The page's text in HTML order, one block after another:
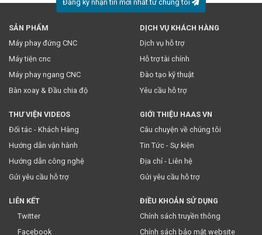
Đăng ký nhận tin mới nhất từ chúng tôi
* Việc này đồng nghĩa với việc bạn chấp nhậnchính sách
của chúng tôi.
SẢN PHẨM
Máy phay đứng CNC
Máy tiện cnc
Máy phay ngang CNC
Bàn xoay & Đầu chia độ
DỊCH VỤ KHÁCH HÀNG
Dịch vụ hỗ trợ
Hỗ trợ tài chính
Đào tạo kỹ thuật
Yêu cầu hỗ trợ
THƯ VIỆN VIDEOS
Đối tác - Khách Hàng
Hướng dẫn vận hành
Hướng dẫn công nghệ
Gửi yêu cầu hỗ trợ
GIỚI THIỆU HAAS VN
Câu chuyện về chúng tôi
Tin Tức - Sự kiện
Địa chỉ - Liên hệ
Gửi yêu cầu hỗ trợ
LIÊN KẾT
Twitter
Facebook
ĐIỀU KHOẢN SỬ DỤNG
Chính sách truyền thông
Chính sách bảo mật website